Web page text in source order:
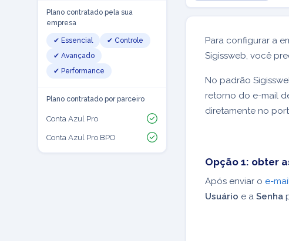
Plano contratado pela sua
empresa
✔ Essencial
✔ Controle
✔ Avançado
✔ Performance
Plano contratado por parceiro
Conta Azul Pro
Conta Azul Pro BPO
Para configurar a
Sigissweb, você
No padrão
retorno do e-mail
diretamente no
Opção 1: obter
Após enviar o e-
Usuário e a Senha